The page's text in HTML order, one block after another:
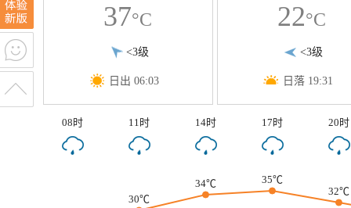
37°C
<3级
日出 06:03
22°C
<3级
日落 19:31
08时 11时 14时 17时 20时
30℃
34℃
35℃
32℃